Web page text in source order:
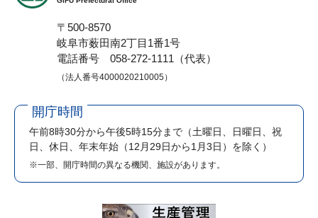
〒500-8570
岐阜市薮田南2丁目1番1号
電話番号 058-272-1111（代表）
（法人番号4000020210005）
開庁時間
午前8時30分から午後5時15分まで （土曜日、日曜日、祝
日、休日、年末年始（12月29日から1月3日）を除く）
※一部、開庁時間の異なる機関、施設があります。